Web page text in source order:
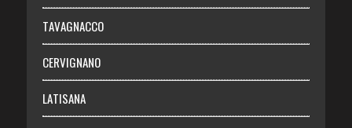
Chi siamo
Abbonati
Login
TAVAGNACCO
CERVIGNANO
LATISANA